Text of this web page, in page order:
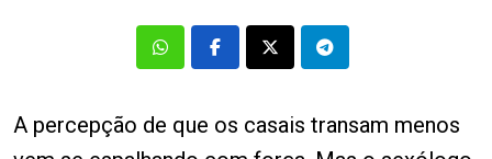
A percepção de que os casais transam menos